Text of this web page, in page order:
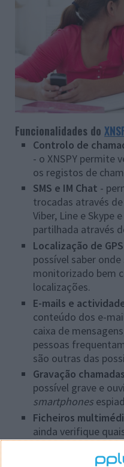
Funcionalidades do
Controlo de
- o XNSPY permite
os registos de
SMS e IM Chat -
trocadas através de
Viber, Line e Skype
partilhada através
Localização de GPS
possível saber
monitorizado bem
localizações.
E-mails e
conteúdo dos e-
caixa de
pessoas
são outras das
Gravação
possível grave e
smartphones
Ficheiros
ainda verifique
áudio guardados
como os